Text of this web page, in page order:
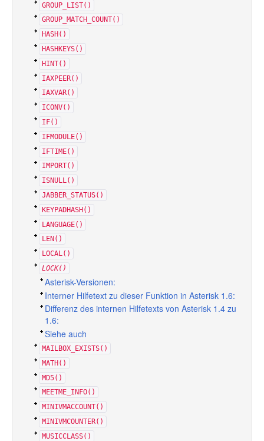
GROUP_LIST()
GROUP_MATCH_COUNT()
HASH()
HASHKEYS()
HINT()
IAXPEER()
IAXVAR()
ICONV()
IF()
IFMODULE()
IFTIME()
IMPORT()
ISNULL()
JABBER_STATUS()
KEYPADHASH()
LANGUAGE()
LEN()
LOCAL()
LOCK()
Asterisk-Versionen:
Interner Hilfetext zu dieser Funktion in Asterisk 1.6:
Differenz des internen Hilfetexts von Asterisk 1.4 zu
1.6:
Siehe auch
MAILBOX_EXISTS()
MATH()
MD5()
MEETME_INFO()
MINIVMACCOUNT()
MINIVMCOUNTER()
MUSICCLASS()